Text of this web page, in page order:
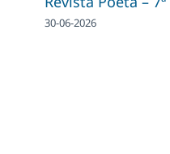
30-06-2026